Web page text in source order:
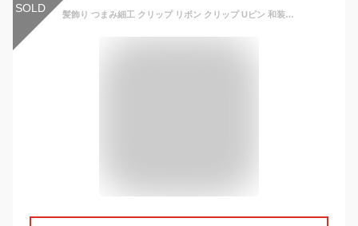
SOLD 髪飾り つまみ細工 クリップ リボン クリップ Uピン 和装 浴衣 パール セット 成人式 七五三 卒業式 入学式 花 ヘアアクセサリー かんざし 髪留め 蝶々リボン、つまみ細工Uピン等8点セット 赤 白 ちりめん 和柄 袴 時短 簡単 手軽